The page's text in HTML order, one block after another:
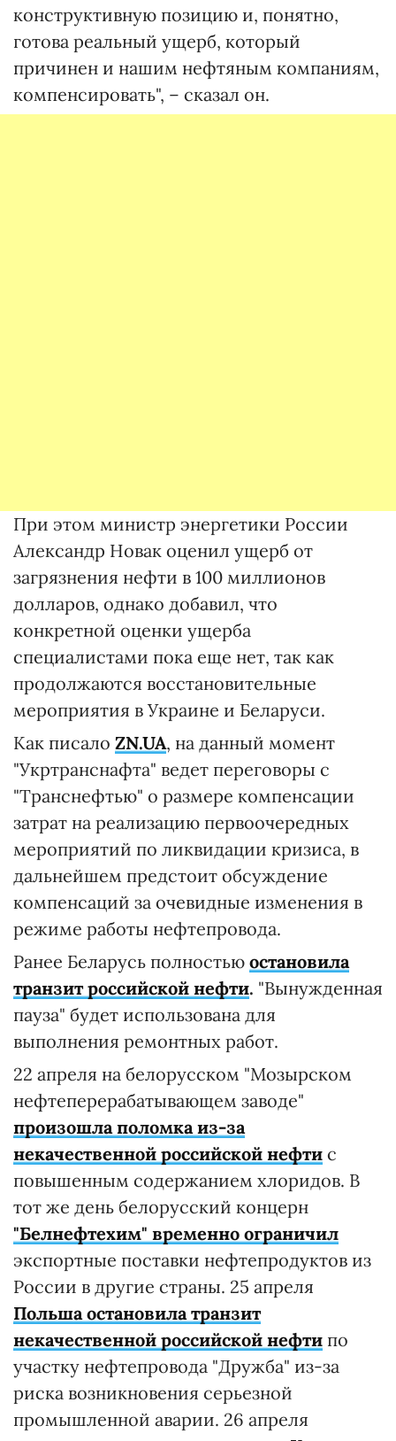
конструктивную позицию и, понятно,
готова реальный ущерб, который
причинен и нашим нефтяным компаниям,
компенсировать", – сказал он.
При этом министр энергетики России
Александр Новак оценил ущерб от
загрязнения нефти в 100 миллионов
долларов, однако добавил, что
конкретной оценки ущерба
специалистами пока еще нет, так как
продолжаются восстановительные
мероприятия в Украине и Беларуси.
Как писало ZN.UA, на данный момент
"Укртранснафта" ведет переговоры с
"Транснефтью" о размере компенсации
затрат на реализацию первоочередных
мероприятий по ликвидации кризиса, в
дальнейшем предстоит обсуждение
компенсаций за очевидные изменения в
режиме работы нефтепровода.
Ранее Беларусь полностью остановила
транзит российской нефти. "Вынужденная
пауза" будет использована для
выполнения ремонтных работ.
22 апреля на белорусском "Мозырском
нефтеперерабатывающем заводе"
произошла поломка из-за
некачественной российской нефти с
повышенным содержанием хлоридов. В
тот же день белорусский концерн
"Белнефтехим" временно ограничил
экспортные поставки нефтепродуктов из
России в другие страны. 25 апреля
Польша остановила транзит
некачественной российской нефти по
участку нефтепровода "Дружба" из-за
риска возникновения серьезной
промышленной аварии. 26 апреля